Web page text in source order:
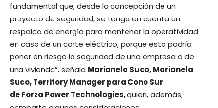
fundamental que, desde la concepción de un
proyecto de seguridad, se tenga en cuenta un
respaldo de energía para mantener la operatividad
en caso de un corte eléctrico, porque esto podría
poner en riesgo la seguridad de una empresa o de
una vivienda”, señala Marianela Suco, Marianela
Suco, Territory Manager para Cono Sur
de Forza Power Technologies,quien, además,